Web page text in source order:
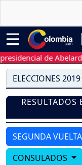
de
ELECCIONES 2019
RESULTADOS
SEGUNDA VUELTA
CONSULADOS